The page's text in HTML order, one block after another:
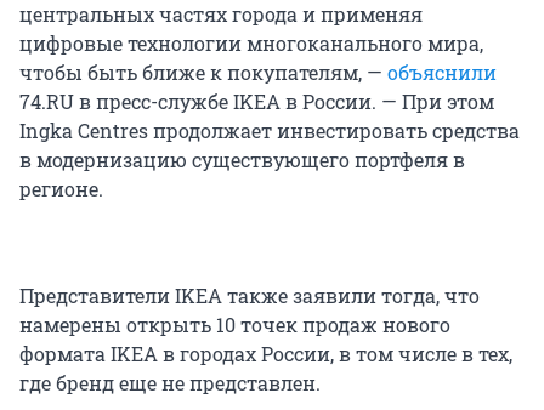
центральных частях города и применяя
цифровые технологии многоканального мира,
чтобы быть ближе к покупателям, — объяснили
74.RU в пресс-службе IKEA в России. — При этом
Ingka Centres продолжает инвестировать средства
в модернизацию существующего портфеля в
регионе.
Представители IKEA также заявили тогда, что
намерены открыть 10 точек продаж нового
формата IKEA в городах России, в том числе в тех,
где бренд еще не представлен.